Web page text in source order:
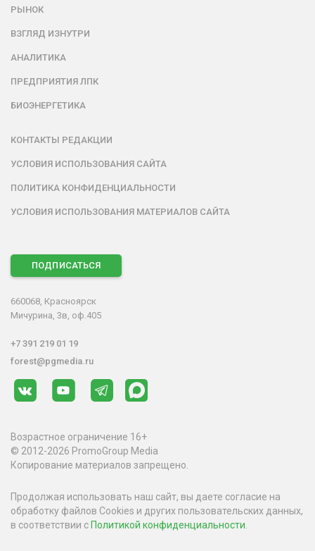
РЫНОК
ВЗГЛЯД ИЗНУТРИ
АНАЛИТИКА
ПРЕДПРИЯТИЯ ЛПК
БИОЭНЕРГЕТИКА
КОНТАКТЫ РЕДАКЦИИ
УСЛОВИЯ ИСПОЛЬЗОВАНИЯ САЙТА
ПОЛИТИКА КОНФИДЕНЦИАЛЬНОСТИ
УСЛОВИЯ ИСПОЛЬЗОВАНИЯ МАТЕРИАЛОВ САЙТА
ПОДПИСАТЬСЯ
660068, Красноярск
Мичурина, 3в, оф.405
+7 391 219 01 19
forest@pgmedia.ru
Возрастное ограничение 16+
© 2012-2026 PromoGroup Media
Копирование материалов запрещено.
Продолжая использовать наш сайт, вы даете согласие на
обработку файлов Cookies и других пользовательских данных,
в соответствии с Политикой конфиденциальности